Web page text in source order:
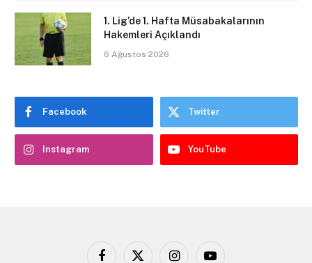
1. Lig’de 1. Hafta Müsabakalarının
Hakemleri Açıklandı
6 Ağustos 2026
Facebook Twitter
Instagram YouTube